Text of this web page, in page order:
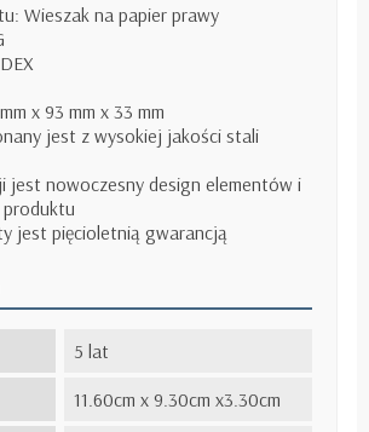
Wieszak na papier prawy
x 93 mm x 33 mm
jest z wysokiej jakości stali
jest nowoczesny design elementów i
jest pięcioletnią gwarancją
5 lat
11.60cm x 9.30cm x3.30cm